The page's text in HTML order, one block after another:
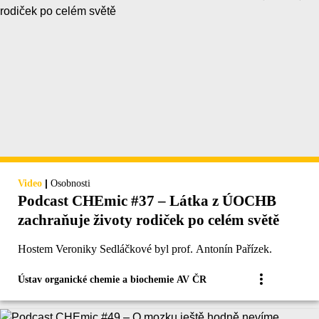
Video | Osobnosti
Podcast CHEmic #37 – Látka z ÚOCHB
zachraňuje životy rodiček po celém světě
Hostem Veroniky Sedláčkové byl prof. Antonín Pařízek.
Ústav organické chemie a biochemie AV ČR